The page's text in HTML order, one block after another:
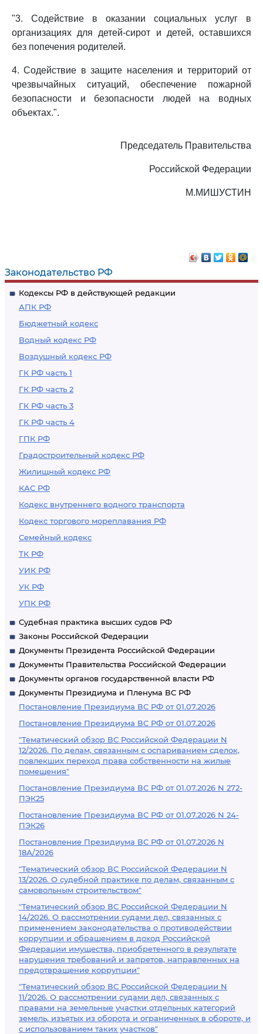
Законодательство РФ
Кодексы РФ в действующей редакции
АПК РФ
Бюджетный кодекс
Водный кодекс РФ
Воздушный кодекс РФ
ГК РФ часть 1
ГК РФ часть 2
ГК РФ часть 3
ГК РФ часть 4
ГПК РФ
Градостроительный кодекс РФ
Жилищный кодекс РФ
КАС РФ
Кодекс внутреннего водного транспорта
Кодекс торгового мореплавания РФ
Семейный кодекс
ТК РФ
УИК РФ
УК РФ
УПК РФ
Судебная практика высших судов РФ
Законы Российской Федерации
Документы Президента Российской Федерации
Документы Правительства Российской Федерации
Документы органов государственной власти РФ
Документы Президиума и Пленума ВС РФ
Постановление Президиума ВС РФ от 01.07.2026
Постановление Президиума ВС РФ от 01.07.2026
"Тематический обзор ВС Российской Федерации N
12/2026. По делам, связанным с оспариванием сделок,
повлекших переход права собственности на жилые
помещения"
Постановление Президиума ВС РФ от 01.07.2026 N 272-
ПЭК25
Постановление Президиума ВС РФ от 01.07.2026 N 24-
ПЭК26
Постановление Президиума ВС РФ от 01.07.2026 N
18А/2026
"Тематический обзор ВС Российской Федерации N
13/2026. О судебной практике по делам, связанным с
самовольным строительством"
"Тематический обзор ВС Российской Федерации N
14/2026. О рассмотрении судами дел, связанных с
применением законодательства о противодействии
коррупции и обращением в доход Российской
Федерации имущества, приобретенного в результате
нарушения требований и запретов, направленных на
предотвращение коррупции"
"Тематический обзор ВС Российской Федерации N
11/2026. О рассмотрении судами дел, связанных с
правами на земельные участки отдельных категорий
земель, изъятых из оборота и ограниченных в обороте, и
с использованием таких участков"
"3. Содействие в оказании социальных услуг в
организациях для детей-сирот и детей, оставшихся
без попечения родителей.
4. Содействие в защите населения и территорий от
чрезвычайных ситуаций, обеспечение пожарной
безопасности и безопасности людей на водных
объектах.".
Председатель Правительства
Российской Федерации
М.МИШУСТИН